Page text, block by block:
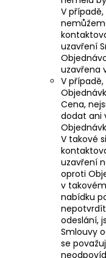
V
uzavření
uzavřena
V
Cena,
dodat ani
V takové
uzavření
oproti
v
nabídku
odeslání,
Smlouvy
se